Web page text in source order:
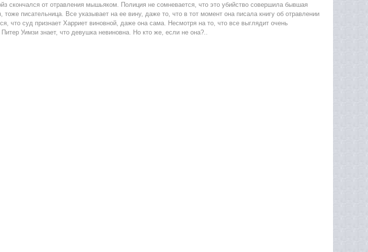
скончался от отравления мышьяком. Полиция не сомневается, что это убийство совершила бывшая
писательница. Все указывает на ее вину, даже то, что в тот момент она писала книгу об отравлении
что суд признает Харриет виновной, даже она сама. Несмотря на то, что все выглядит очень
Уимзи знает, что девушка невиновна. Но кто же, если не она?..